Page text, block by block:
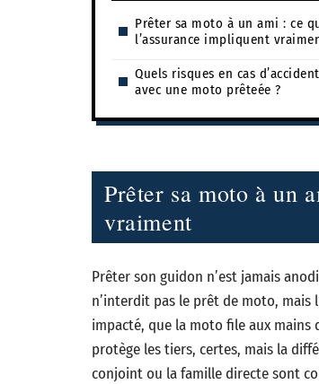
Prêter sa moto à un ami : ce
l’assurance impliquent
Quels risques en cas
avec une moto prêteée ?
Prêter sa moto à un
vraiment
Prêter son guidon n’est jamais
n’interdit pas le prêt de moto, mais
impacté, que la moto file aux mains
protège les tiers, certes, mais la
conjoint ou la famille directe sont